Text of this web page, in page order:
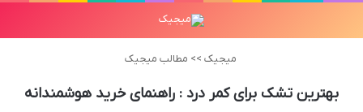
میجیک >> مطالب میجیک
بهترین تشک برای کمر درد : راهنمای خرید هوشمندانه